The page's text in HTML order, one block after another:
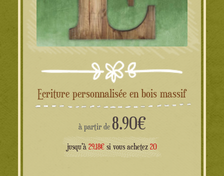
Ecriture personnalisée en bois massif
à partir de 8.90€
jusqu'à 29.18€ si vous achetez 20